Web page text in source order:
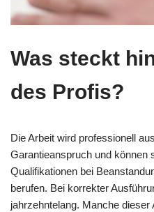
Was steckt
des Profis?
Die Arbeit wird professionell
Garantieanspruch und können
Qualifikationen bei
berufen. Bei korrekter
jahrzehntelang. Manche